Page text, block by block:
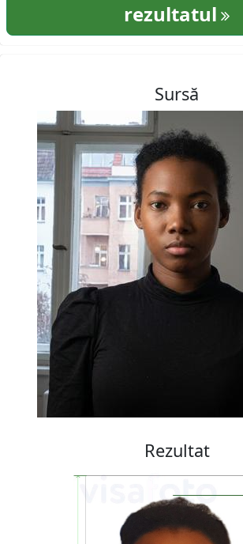
rezultatul
Sursă
Rezultat